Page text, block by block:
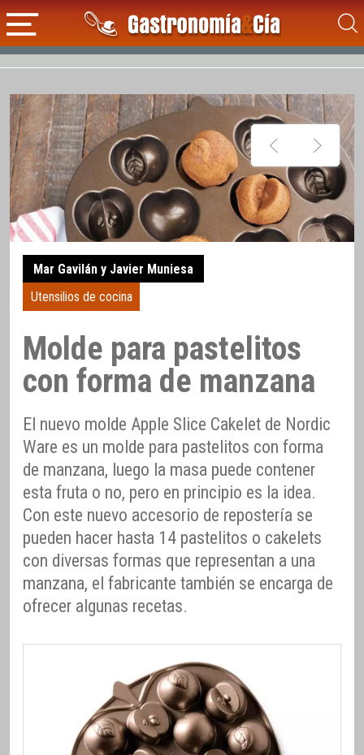
Mar Gavilán y Javier Muniesa
Utensilios de cocina
Molde para pastelitos
con forma de manzana
El nuevo molde Apple Slice Cakelet de Nordic
Ware es un molde para pastelitos con forma
de manzana, luego la masa puede contener
esta fruta o no, pero en principio es la idea.
Con este nuevo accesorio de repostería se
pueden hacer hasta 14 pastelitos o cakelets
con diversas formas que representan a una
manzana, el fabricante también se encarga de
ofrecer algunas recetas.